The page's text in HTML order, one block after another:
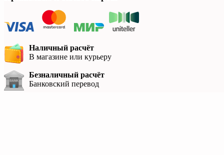
Наличный расчёт
В магазине или курьеру
Безналичный расчёт
Банковский перевод